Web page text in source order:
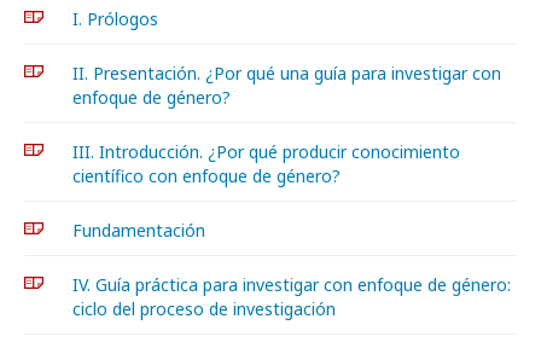
I. Prólogos
II. Presentación. ¿Por qué una guía para investigar con
enfoque de género?
III. Introducción. ¿Por qué producir conocimiento
científico con enfoque de género?
Fundamentación
IV. Guía práctica para investigar con enfoque de género:
ciclo del proceso de investigación